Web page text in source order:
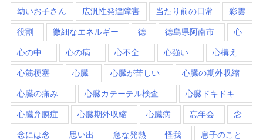
幼いお子さん 広汎性発達障害 当たり前の日常 彩雲
役割 微細なエネルギー 徳 徳島県阿南市 心
心の中 心の病 心不全 心強い 心構え
心筋梗塞 心臓 心臓が苦しい 心臓の期外収縮
心臓の痛み 心臓カテーテル検査 心臓ドキドキ
心臓弁膜症 心臓期外収縮 心臓病 忘年会 念
念には念 思い出 急な発熱 怪我 息子のこと